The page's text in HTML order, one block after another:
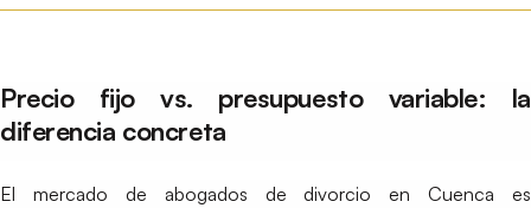
Precio fijo vs. presupuesto variable: la
diferencia concreta
El mercado de abogados de divorcio en Cuenca es